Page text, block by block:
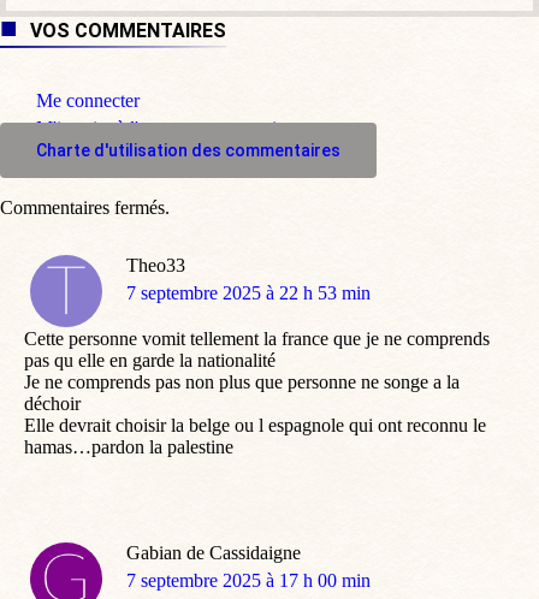
VOS COMMENTAIRES
Me connecter
M'inscrire à l'espace commentaire
Charte d'utilisation des commentaires
Theo33
dit
7 septembre 2025 à 22 h 53 min
Cette personne vomit tellement la france que je ne comprends
pas qu elle en garde la nationalité
Je ne comprends pas non plus que personne ne songe a la
déchoir
Elle devrait choisir la belge ou l espagnole qui ont reconnu le
hamas…pardon la palestine
Gabian de Cassidaigne
dit
7 septembre 2025 à 17 h 00 min
Commentaires fermés.